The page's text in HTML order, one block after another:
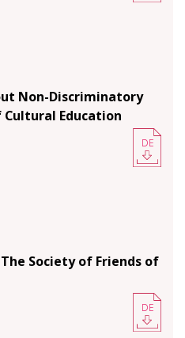
Non-Discriminatory
Education
DE
Society of Friends of
DE